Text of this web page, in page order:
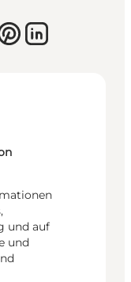
und auf
und